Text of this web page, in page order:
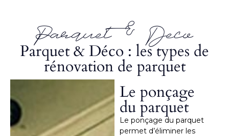
Parquet & Deco
Parquet & Déco : les types de
rénovation de parquet
Le ponçage
du parquet
Le ponçage du parquet
permet d’éliminer les